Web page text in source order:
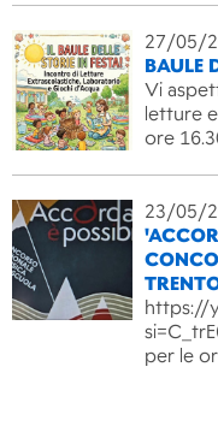
27/05/
BAULE
Vi
letture
ore
23/05/
https://
per le